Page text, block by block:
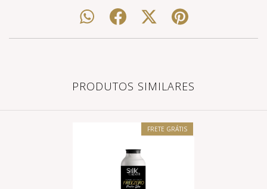
PRODUTOS SIMILARES
FRETE GRÁTIS